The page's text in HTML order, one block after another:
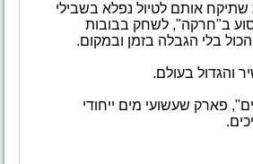
שתיקח אותם לטיול נפלא בשבילי
ב"חרקה", לשחק בבובות
בלי הגבלה בזמן ובמקום.
והגדול בעולם.
פארק שעשועי מים ייחודי